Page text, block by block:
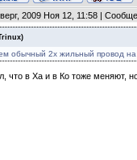
2009 Ноя 12, 11:58 |
)
обычный 2х жильный провод на
что в Ха и в Ко тоже меняют,